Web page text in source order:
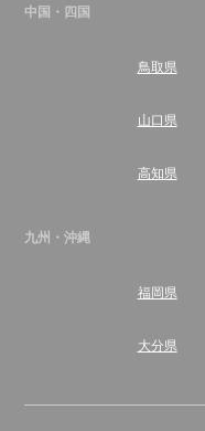
中国・四国
鳥取県
山口県
高知県
九州・沖縄
福岡県
大分県